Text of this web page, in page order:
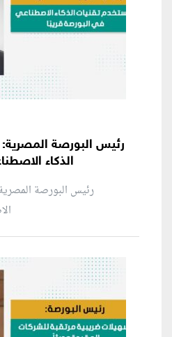
رئيس البورصة
الذكاء
رئيس البورصة